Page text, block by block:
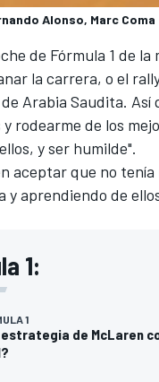
Alonso, Marc Coma
de Fórmula 1 de
la carrera, o el
Arabia Saudita.
rodearme de los
y ser humilde".
aceptar que no
y aprendiendo de
1:
1
de McLaren